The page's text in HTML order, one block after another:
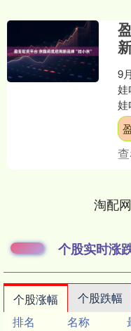
9
娃
娃
件
公
淘配
个股实时涨
个股涨幅 个股跌幅
排名
名称